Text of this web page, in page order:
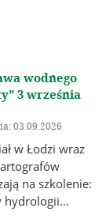
Polskich
wodnego
3 września
03.09.2026
w Łodzi wraz
na szkolenie:
hydrologii...